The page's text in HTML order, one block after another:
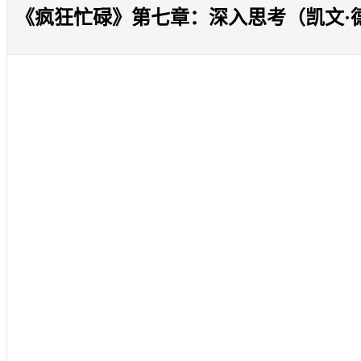
《疯狂忙碌》第七章：深入思考（凯文·